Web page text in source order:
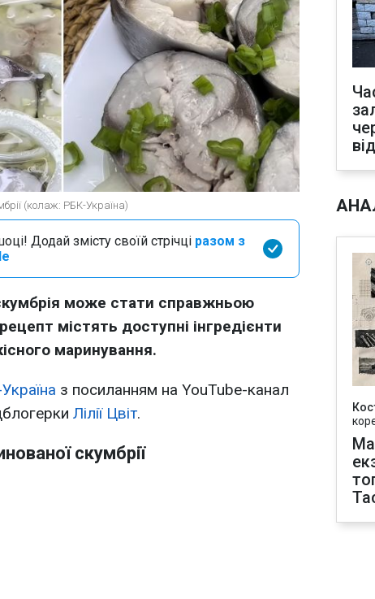
(колаж: РБК-Україна)
Додай змісту своїй стрічці разом з
може стати справжньою
містять доступні інгредієнти
маринування.
з посиланням на YouTube-канал
Лілії Цвіт.
скумбрії